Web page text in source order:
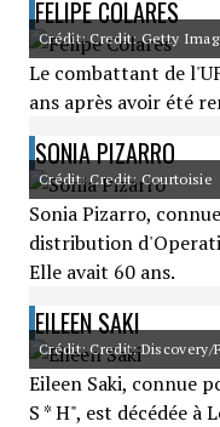
FELIPE COLARES
Crédit: Credit: Getty
Le combattant de
ans après avoir été
SONIA PIZARRO
Crédit: Credit: Courtoisie
Sonia Pizarro,
distribution
Elle avait 60 ans.
EILEEN SAKI
Crédit: Credit: Discovery/
Eileen Saki, connue
S * H", est décédée à